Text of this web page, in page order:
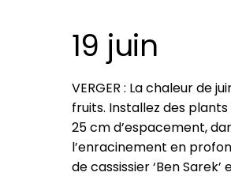
19 juin
VERGER : La chaleur
fruits. Installez des
25 cm d’espacement,
l’enracinement en
de cassissier ‘Ben